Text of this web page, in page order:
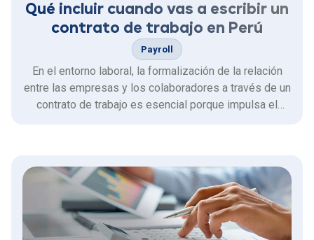
Qué incluir cuando vas a escribir un
contrato de trabajo en Perú
Payroll
En el entorno laboral, la formalización de la relación
entre las empresas y los colaboradores a través de un
contrato de trabajo es esencial porque impulsa el
con …